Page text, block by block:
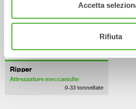
Accetta
Rifiuta
Ripper
Attrezzature meccaniche
0-33 tonnellate